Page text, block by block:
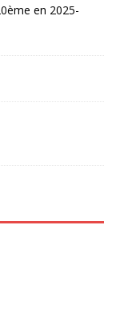
en 2025-